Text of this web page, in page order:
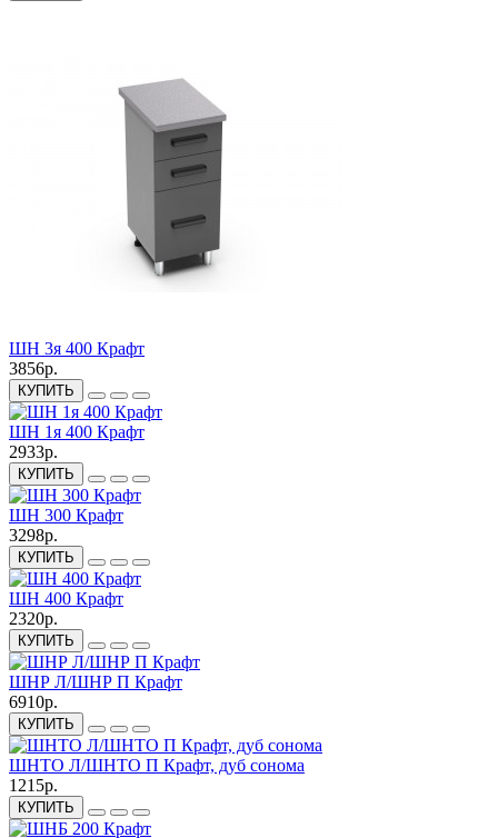
ШН 3я 400 Крафт
3856р.
КУПИТЬ
ШН 1я 400 Крафт
2933р.
КУПИТЬ
ШН 300 Крафт
3298р.
КУПИТЬ
ШН 400 Крафт
2320р.
КУПИТЬ
ШНР Л/ШНР П Крафт
6910р.
КУПИТЬ
ШНТО Л/ШНТО П Крафт, дуб сонома
1215р.
КУПИТЬ